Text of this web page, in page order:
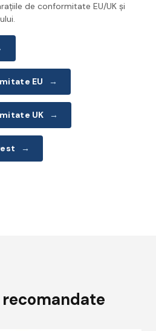
de conformitate EU/UK și
EU →
UK →
→
recomandate